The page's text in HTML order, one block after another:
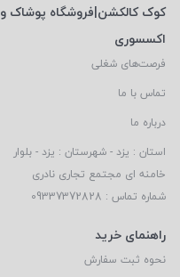
کوک کالکشن|فروشگاه پوشاک و
اکسسوری
فرصت‌های شغلی
تماس با ما
درباره ما
استان : یزد - شهرستان : یزد - بلوار
خامنه ای مجتمع تجاری نادری
شماره تماس : 09337372828
راهنمای خرید
نحوه ثبت سفارش